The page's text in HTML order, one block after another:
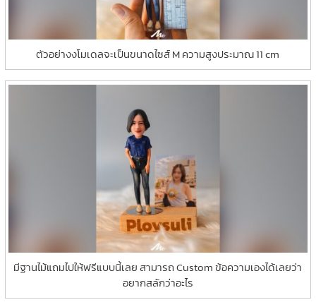
ตัวอย่างงโมเดลจะเป็นขนาดไซส์ M ความสูงประมาณ 11 cm
มีฐานไม้แถมไปให้ฟรีแบบนี้เลย สามารถ Custom ข้อความเองได้เลยว่า
อยากสลักว่าอะไร